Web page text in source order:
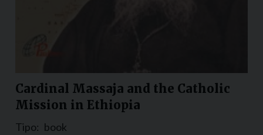
Cardinal Massaja and the Catholic
Mission in Ethiopia
Tipo: book